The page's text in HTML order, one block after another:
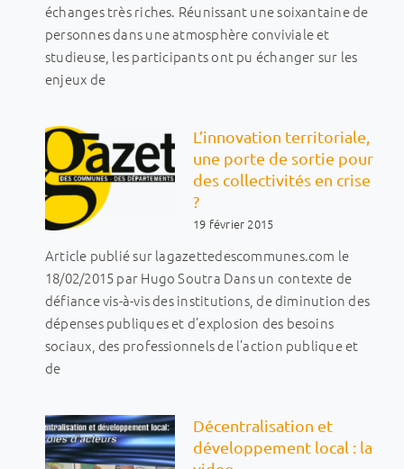
échanges très riches. Réunissant une soixantaine de
personnes dans une atmosphère conviviale et
studieuse, les participants ont pu échanger sur les
enjeux de
L’innovation territoriale,
une porte de sortie pour
des collectivités en crise
?
19 février 2015
Article publié sur lagazettedescommunes.com le
18/02/2015 par Hugo Soutra Dans un contexte de
défiance vis-à-vis des institutions, de diminution des
dépenses publiques et d’explosion des besoins
sociaux, des professionnels de l’action publique et
de
Décentralisation et
développement local : la